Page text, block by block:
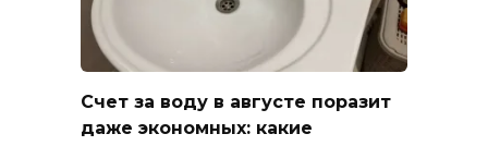
Счет за воду в августе поразит
даже экономных: какие